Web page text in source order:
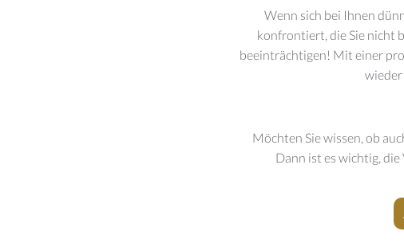
DU BIST, UMSO SCHÖNER
WIRST DU SEIN!
Wenn sich bei Ihnen
konfrontiert, die Sie nicht
beeinträchtigen! Mit einer
Möchten Sie wissen, ob
Dann ist es wichtig,